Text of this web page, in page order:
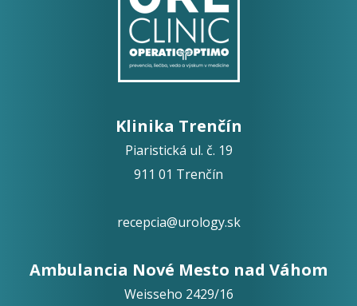
Klinika Trenčín
Piaristická ul. č. 19
911 01 Trenčín
recepcia@urology.sk
Ambulancia Nové Mesto nad Váhom
Weisseho 2429/16